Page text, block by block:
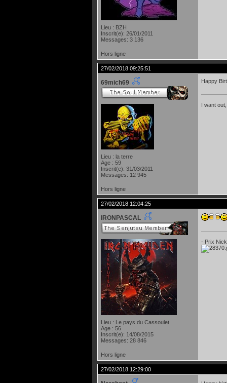
Lieu : BZH
Inscrit(e): 26/01/2011
Messages: 3 136
Hors ligne
27/02/2018 09:25:51
69mich69
Lieu : la terre
Age : 59
Inscrit(e): 31/03/2011
Messages: 12 945
Happy
I want
Hors ligne
27/02/2018 12:04:25
IRONPASCAL
Lieu : Le pays du Cassoulet
Age : 56
Inscrit(e): 14/08/2015
Messages: 28 846
- Prix
Hors ligne
27/02/2018 12:29:00